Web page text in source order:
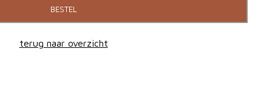
BESTEL
terug naar overzicht